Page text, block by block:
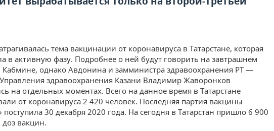
тема вакцинации от коронавируса в Татарстане, которая
в активную фазу. Подробнее о ней будут говорить на завтрашнем
однако Авдонина и замминистра здравоохранения РТ —
здравоохранения Казани Владимир Жаворонков
на отдельных моментах. Всего на данное время в Татарстане
от коронавируса 2 420 человек. Последняя партия вакцины
поступила 30 декабря 2020 года. На сегодня в Татарстан пришло 6 900
вакцин.